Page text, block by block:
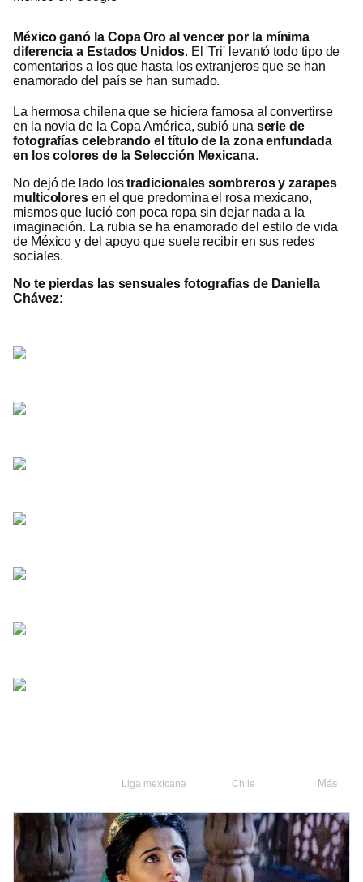
México ganó la Copa Oro al vencer por la mínima
diferencia a Estados Unidos. El 'Tri' levantó todo tipo de
comentarios a los que hasta los extranjeros que se han
enamorado del país se han sumado.
La hermosa chilena que se hiciera famosa al convertirse
en la novia de la Copa América, subió una serie de
fotografías celebrando el título de la zona enfundada
en los colores de la Selección Mexicana.
No dejó de lado lostradicionales sombreros y zarapes
multicolores en el que predomina el rosa mexicano,
mismos que lució con poca ropa sin dejar nada a la
imaginación. La rubia se ha enamorado del estilo de vida
de México y del apoyo que suele recibir en sus redes
sociales.
No te pierdas las sensuales fotografías de Daniella
Chávez:
Más
Liga mexicana Chile
Fútbol chileno
Selección Mexicana